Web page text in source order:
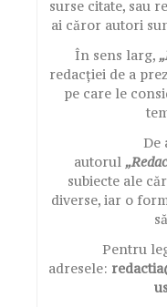
surse citate, sau
ai căror autori
În sens larg,
redacției de a
pe care le
De
autorul
subiecte ale
diverse, iar o
Pentru
adresele: